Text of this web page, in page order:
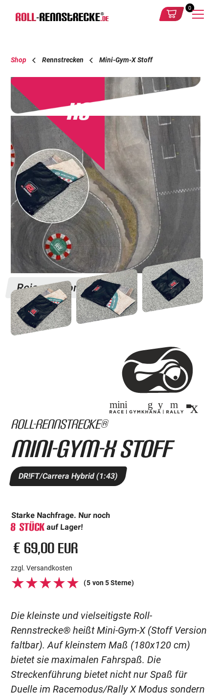
0
Shop Rennstrecken Mini-Gym-X Stoff
XS
Reiseversion
Roll-Rennstrecke®
Mini-Gym-X Stoff
DR!FT/Carrera Hybrid (1:43)
Starke Nachfrage. Nur noch
8 Stück auf Lager!
€ 69,00 EUR
zzgl. Versandkosten
(5 von 5 Sterne)
Die kleinste und vielseitigste Roll-
Rennstrecke® heißt Mini-Gym-X (Stoff Version
faltbar). Auf kleinstem Maß (180x120 cm)
bietet sie maximalen Fahrspaß. Die
Streckenführung bietet nicht nur Spaß für
Duelle im Racemodus/Rally X Modus sondern